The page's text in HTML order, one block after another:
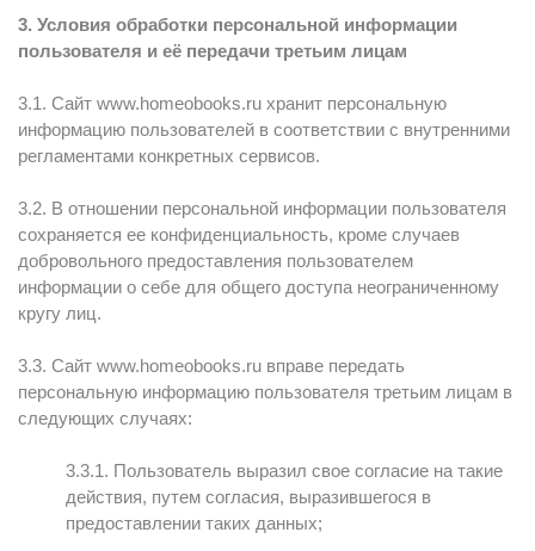
3. Условия обработки персональной информации
пользователя и её передачи третьим лицам
3.1. Сайт www.homeobooks.ru хранит персональную
информацию пользователей в соответствии с внутренними
регламентами конкретных сервисов.
3.2. В отношении персональной информации пользователя
сохраняется ее конфиденциальность, кроме случаев
добровольного предоставления пользователем
информации о себе для общего доступа неограниченному
кругу лиц.
3.3. Сайт www.homeobooks.ru вправе передать
персональную информацию пользователя третьим лицам в
следующих случаях:
3.3.1. Пользователь выразил свое согласие на такие
действия, путем согласия, выразившегося в
предоставлении таких данных;